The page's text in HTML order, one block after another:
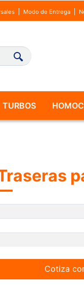
Modo de Entrega
TURBOS
Cotiza